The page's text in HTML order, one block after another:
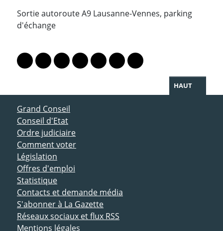
Sortie autoroute A9 Lausanne-Vennes, parking
d'échange
Lien vers le profil Mastodon
Lien vers le profil Bluesky
Lien vers le profil Instagram
Lien vers le profil Linkedin
Lien vers le profil Facebook
Lien vers le profil Twitter
Partager par WhatsApp
HAUT
ACCÈS DIRECT
Grand Conseil
Conseil d'Etat
Ordre judiciaire
Comment voter
Législation
Offres d'emploi
Statistique
Contacts et demande média
S'abonner à La Gazette
Réseaux sociaux et flux RSS
Mentions légales